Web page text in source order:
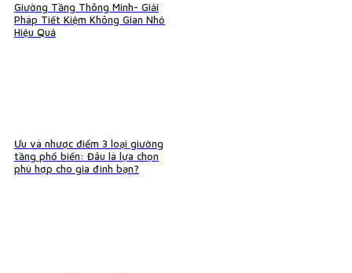
Giường Tầng Thông Minh- Giải
Pháp Tiết Kiệm Không Gian Nhỏ
Hiệu Quả
Ưu và nhược điểm 3 loại giường
tầng phổ biến: Đâu là lựa chọn
phù hợp cho gia đình bạn?